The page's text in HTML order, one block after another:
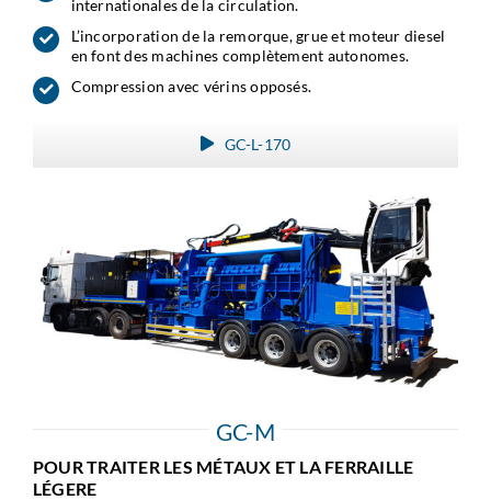
internationales de la circulation.
L’incorporation de la remorque, grue et moteur diesel
en font des machines complètement autonomes.
Compression avec vérins opposés.
GC-L-170
GC-M
POUR TRAITER LES MÉTAUX ET LA FERRAILLE
LÉGERE